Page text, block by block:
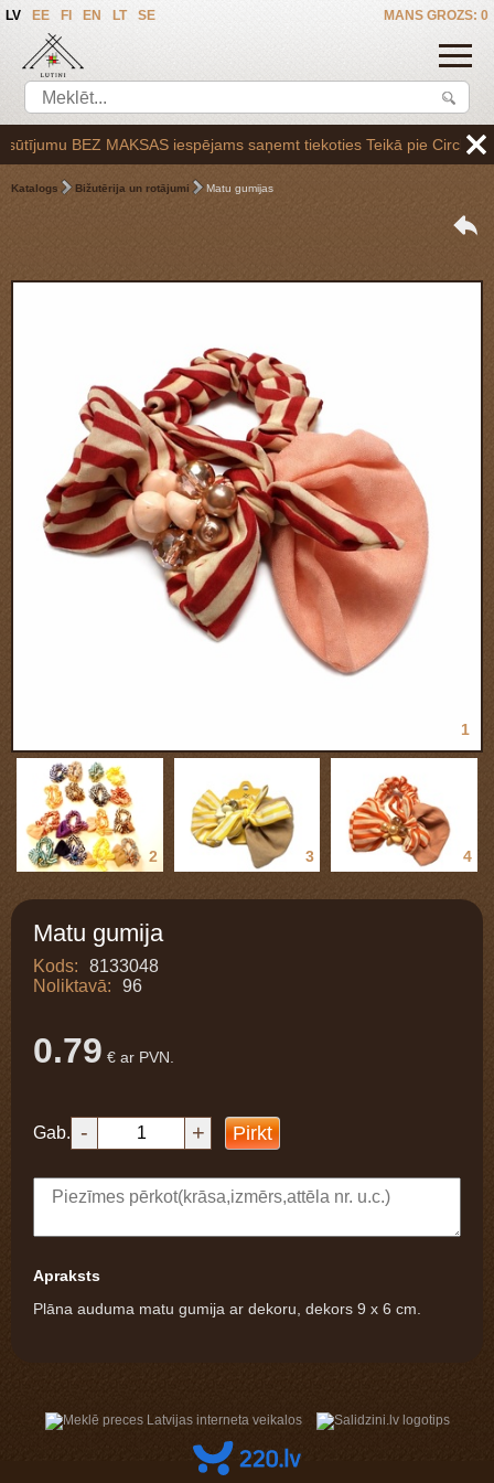
MANS GROZS: 0
LV EE FI EN LT SE
BEZ MAKSAS iespējams saņemt tiekoties Teikā pie Circle K
Katalogs Bižutērija un rotājumi Matu gumijas
1
2 3 4
Matu gumija
Kods:
8133048
Noliktavā:
96
0.79 € ar PVN.
Gab. - + Pirkt
Apraksts
Plāna auduma matu gumija ar dekoru, dekors 9 x 6 cm.